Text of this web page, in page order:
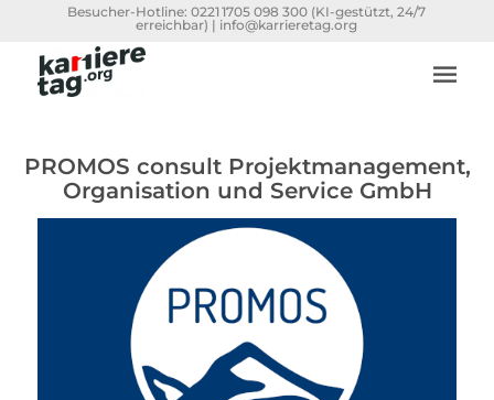
Besucher-Hotline:0221 1705 098 300 (KI-gestützt, 24/7
erreichbar) | info@karrieretag.org
PROMOS consult Projektmanagement,
Organisation und Service GmbH